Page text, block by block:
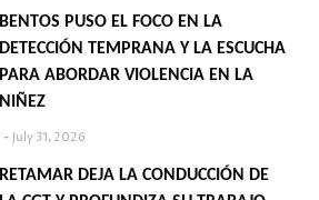
BENTOS PUSO EL FOCO EN LA
DETECCIÓN TEMPRANA Y LA ESCUCHA
PARA ABORDAR VIOLENCIA EN LA
NIÑEZ
July 31, 2026
RETAMAR DEJA LA CONDUCCIÓN DE